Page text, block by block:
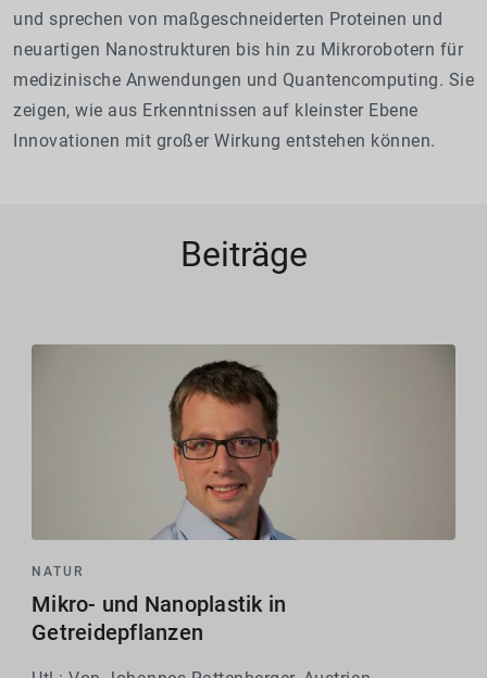
und sprechen von maßgeschneiderten Proteinen und
neuartigen Nanostrukturen bis hin zu Mikrorobotern für
medizinische Anwendungen und Quantencomputing. Sie
zeigen, wie aus Erkenntnissen auf kleinster Ebene
Innovationen mit großer Wirkung entstehen können.
Beiträge
NATUR
Mikro- und Nanoplastik in
Getreidepflanzen